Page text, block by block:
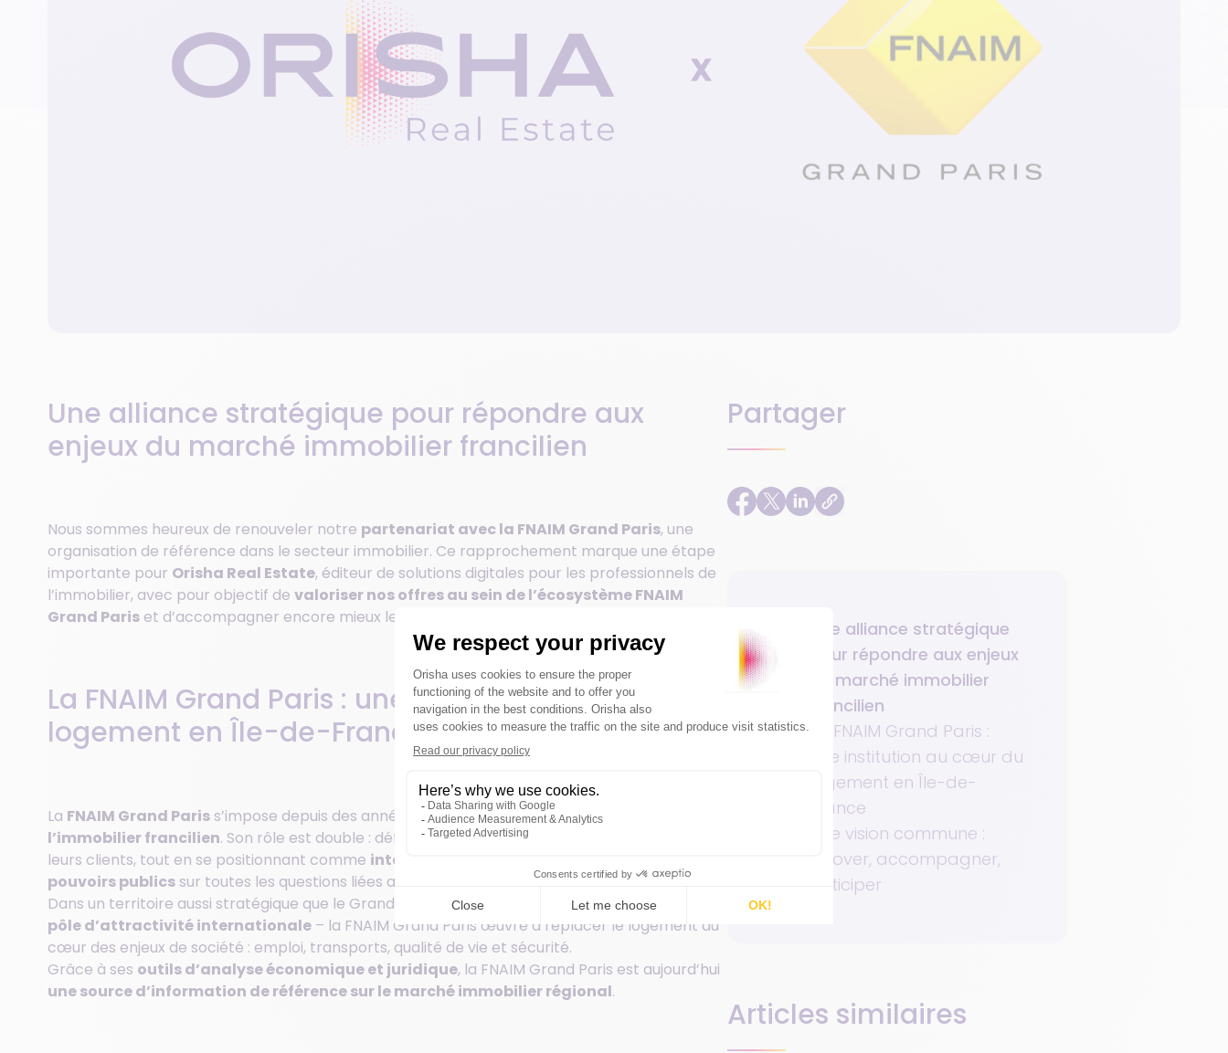
Une alliance stratégique pour répondre aux
enjeux du marché immobilier francilien
Nous sommes heureux de renouveler notre partenariat avec la FNAIM Grand Paris, une
organisation de référence dans le secteur immobilier. Ce rapprochement marque une étape
importante pour Orisha Real Estate, éditeur de solutions digitales pour les professionnels de
l’immobilier, avec pour objectif de valoriser nos offres au sein de l’écosystème FNAIM
Grand Paris et d’accompagner encore mieux les acteurs du marché francilien.
La FNAIM Grand Paris : une institution au cœur du
logement en Île-de-France
La FNAIM Grand Paris s’impose depuis des années commeun acteur majeur de
l’immobilier francilien. Son rôle est double : défendre les intérêts des professionnels et de
leurs clients, tout en se positionnant comme interlocuteur incontournable auprès des
pouvoirs publics sur toutes les questions liées au logement en Île-de-France.
Dans un territoire aussi stratégique que le Grand Paris – véritable moteur économique et
pôle d’attractivité internationale – la FNAIM Grand Paris œuvre à replacer le logement au
cœur des enjeux de société : emploi, transports, qualité de vie et sécurité.
Grâce à ses outils d’analyse économique et juridique, la FNAIM Grand Paris est aujourd’hui
une source d’information de référence sur le marché immobilier régional.
Partager
Une alliance stratégique
pour répondre aux enjeux
du marché immobilier
francilien
La FNAIM Grand Paris :
une institution au cœur du
logement en Île-de-
France
Une vision commune :
innover, accompagner,
anticiper
Articles similaires